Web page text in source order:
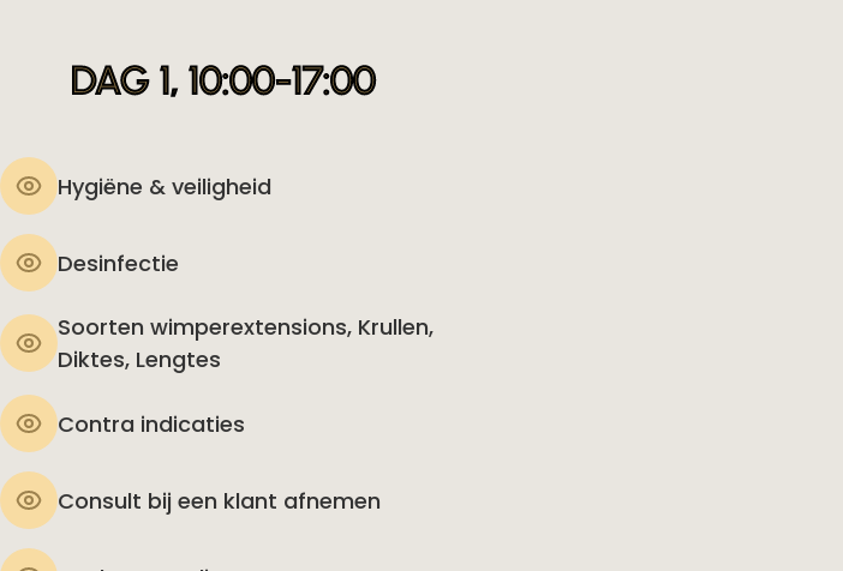
DAG 1, 10:00-17:00
Hygiëne & veiligheid
Desinfectie
Soorten wimperextensions, Krullen,
Diktes, Lengtes
Contra indicaties
Consult bij een klant afnemen